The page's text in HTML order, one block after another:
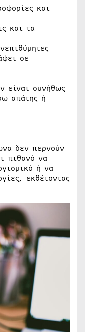
και
και τα
σε
είναι συνήθως
απάτης ή
δεν περνούν
πιθανό να
ή να
εκθέτοντας